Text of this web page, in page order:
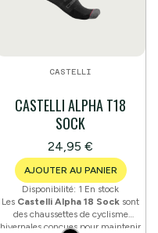
CASTELLI
CASTELLI ALPHA T18
SOCK
24,95 €
AJOUTER AU PANIER
Disponibilité: 1 En stock
Les Castelli Alpha 18 Sock sont
des chaussettes de cyclisme
hivernales conçues pour maintenir